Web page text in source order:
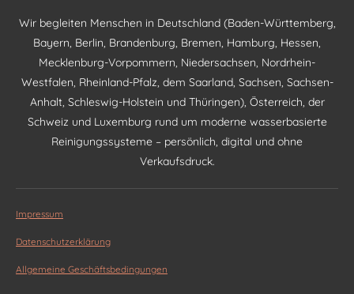
Wir begleiten Menschen in Deutschland (Baden-Württemberg,
Bayern, Berlin, Brandenburg, Bremen, Hamburg, Hessen,
Mecklenburg-Vorpommern, Niedersachsen, Nordrhein-
Westfalen, Rheinland-Pfalz, dem Saarland, Sachsen, Sachsen-
Anhalt, Schleswig-Holstein und Thüringen), Österreich, der
Schweiz und Luxemburg rund um moderne wasserbasierte
Reinigungssysteme – persönlich, digital und ohne
Verkaufsdruck.
Impressum
Datenschutzerklärung
Allgemeine Geschäftsbedingungen